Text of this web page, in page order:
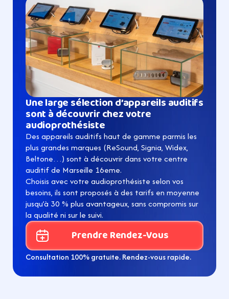
Une large sélection d’appareils auditifs
sont à découvrir chez votre
audioprothésiste
Des appareils auditifs haut de gamme parmis les
plus grandes marques (ReSound, Signia, Widex,
Beltone…) sont à découvrir dans votre centre
auditif de Marseille 16eme.
Choisis avec votre audioprothésiste selon vos
besoins, ils sont proposés à des tarifs en moyenne
jusqu’à 30 % plus avantageux, sans compromis sur
la qualité ni sur le suivi.
Prendre Rendez-Vous
Consultation 100% gratuite. Rendez-vous rapide.